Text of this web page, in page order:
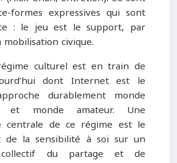
formes expressives qui sont
: le jeu est le support, par
civique.
culturel est en train de
dont Internet est le
durablement monde
et monde amateur. Une
centrale de ce régime est le
de la sensibilité à soi sur un
du partage et de